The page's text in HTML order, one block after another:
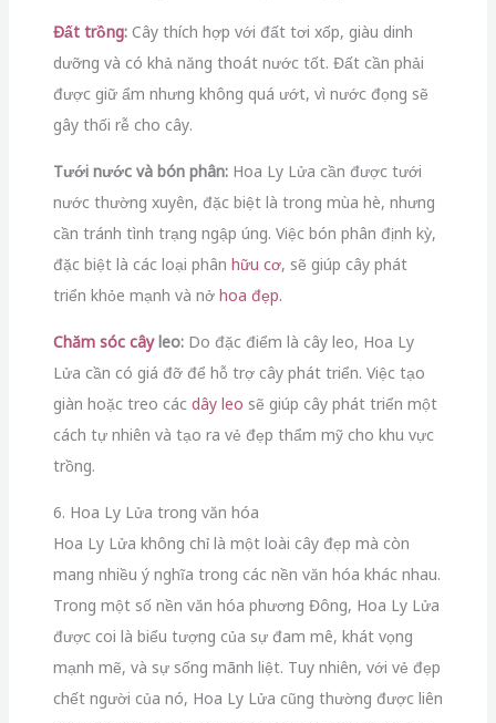
Đất trồng:Cây thích hợp với đất tơi xốp, giàu dinh
dưỡng và có khả năng thoát nước tốt. Đất cần phải
được giữ ẩm nhưng không quá ướt, vì nước đọng sẽ
gây thối rễ cho cây.
Tưới nước và bón phân:Hoa Ly Lửa cần được tưới
nước thường xuyên, đặc biệt là trong mùa hè, nhưng
cần tránh tình trạng ngập úng. Việc bón phân định kỳ,
đặc biệt là các loại phân hữu cơ, sẽ giúp cây phát
triển khỏe mạnh và nở hoa đẹp.
Chăm sóc câyleo:Do đặc điểm là cây leo, Hoa Ly
Lửa cần có giá đỡ để hỗ trợ cây phát triển. Việc tạo
giàn hoặc treo các dây leo sẽ giúp cây phát triển một
cách tự nhiên và tạo ra vẻ đẹp thẩm mỹ cho khu vực
trồng.
6. Hoa Ly Lửa trong văn hóa
Hoa Ly Lửa không chỉ là một loài cây đẹp mà còn
mang nhiều ý nghĩa trong các nền văn hóa khác nhau.
Trong một số nền văn hóa phương Đông, Hoa Ly Lửa
được coi là biểu tượng của sự đam mê, khát vọng
mạnh mẽ, và sự sống mãnh liệt. Tuy nhiên, với vẻ đẹp
chết người của nó, Hoa Ly Lửa cũng thường được liên